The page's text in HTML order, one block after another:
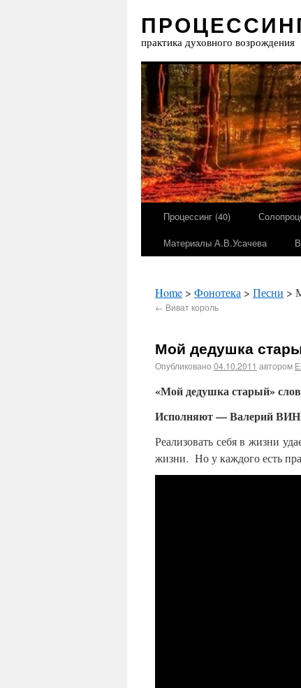
практика духовного возрождения
Процессинг (40)
Материалы А.В.Усачева
Home > Фонотека > Песни >
← Виват король
Мой дедушка
Опубликовано 04.10.2011 автором
«Мой дедушка старый»
Исполняют — Валерий
Реализовать себя в жизни
жизни. Но у каждого есть